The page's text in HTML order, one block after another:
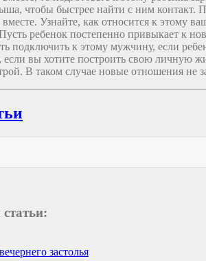
чтобы быстрее найти с ним
Узнайте, как относится к этому
ребенок постепенно привыкает к
подключить к этому мужчину, если
если вы хотите построить свою личную
В таком случае новые отношения не
застолья